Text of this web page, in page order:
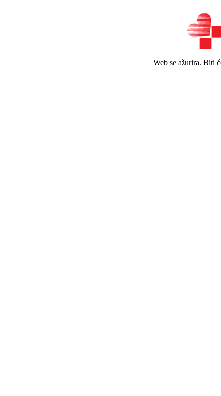
Web se ažurira. Biti